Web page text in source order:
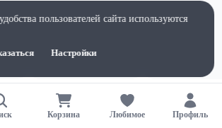
Корзина Любимое Профиль
пользователей сайта используются
Настройки